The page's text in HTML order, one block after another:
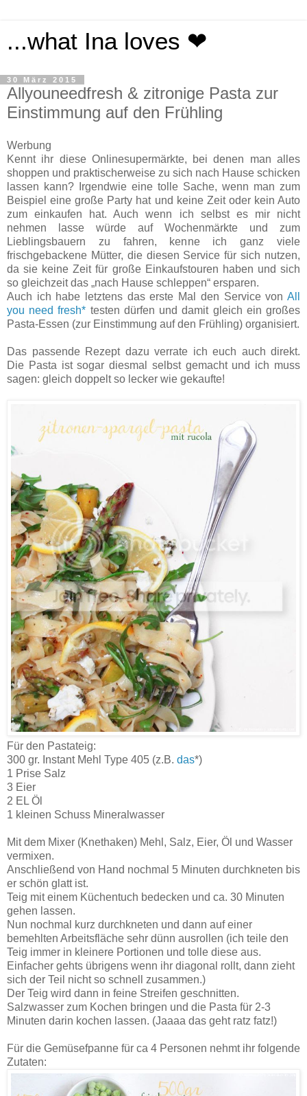
...what Ina loves ❤
30 März 2015
Allyouneedfresh & zitronige Pasta zur
Einstimmung auf den Frühling
Werbung
Kennt ihr diese Onlinesupermärkte, bei denen man alles
shoppen und praktischerweise zu sich nach Hause schicken
lassen kann? Irgendwie eine tolle Sache, wenn man zum
Beispiel eine große Party hat und keine Zeit oder kein Auto
zum einkaufen hat. Auch wenn ich selbst es mir nicht
nehmen lasse würde auf Wochenmärkte und zum
Lieblingsbauern zu fahren, kenne ich ganz viele
frischgebackene Mütter, die diesen Service für sich nutzen,
da sie keine Zeit für große Einkaufstouren haben und sich
so gleichzeit das „nach Hause schleppen“ ersparen.
Auch ich habe letztens das erste Mal den Service von All
you need fresh* testen dürfen und damit gleich ein großes
Pasta-Essen (zur Einstimmung auf den Frühling) organisiert.
Das passende Rezept dazu verrate ich euch auch direkt.
Die Pasta ist sogar diesmal selbst gemacht und ich muss
sagen: gleich doppelt so lecker wie gekaufte!
Für den Pastateig:
300 gr. Instant Mehl Type 405 (z.B. das*)
1 Prise Salz
3 Eier
2 EL Öl
1 kleinen Schuss Mineralwasser
Mit dem Mixer (Knethaken) Mehl, Salz, Eier, Öl und Wasser
vermixen.
Anschließend von Hand nochmal 5 Minuten durchkneten bis
er schön glatt ist.
Teig mit einem Küchentuch bedecken und ca. 30 Minuten
gehen lassen.
Nun nochmal kurz durchkneten und dann auf einer
bemehlten Arbeitsfläche sehr dünn ausrollen (ich teile den
Teig immer in kleinere Portionen und tolle diese aus.
Einfacher gehts übrigens wenn ihr diagonal rollt, dann zieht
sich der Teil nicht so schnell zusammen.)
Der Teig wird dann in feine Streifen geschnitten.
Salzwasser zum Kochen bringen und die Pasta für 2-3
Minuten darin kochen lassen. (Jaaaa das geht ratz fatz!)
Für die Gemüsefpanne für ca 4 Personen nehmt ihr folgende
Zutaten: